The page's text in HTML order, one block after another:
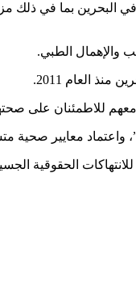
البحرين بما في ذلك
العام 2011.
معهم للاطمئنان على
واعتماد معايير
الحقوقية